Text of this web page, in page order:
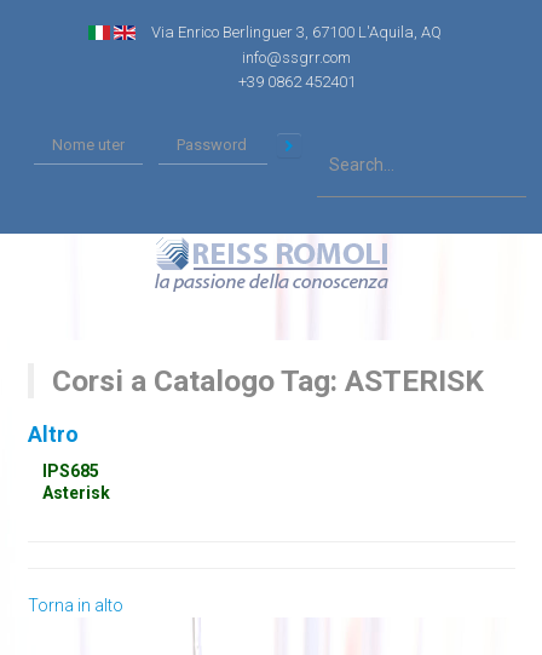
Via Enrico Berlinguer 3, 67100 L'Aquila, AQ
info@ssgrr.com
+39 0862 452401
Corsi a Catalogo Tag: ASTERISK
Altro
IPS685
Asterisk
Torna in alto